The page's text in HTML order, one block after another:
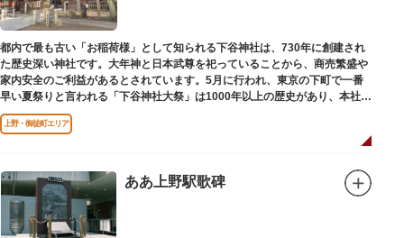
都内で最も古い「お稲荷様」として知られる下谷神社は、730年に創建され
た歴史深い神社です。大年神と日本武尊を祀っていることから、商売繁盛や
家内安全のご利益があるとされています。5月に行われ、東京の下町で一番
早い夏祭りと言われる「下谷神社大祭」は1000年以上の歴史があり、本社神
輿の渡御を行う「本祭り」と、町会神輿の渡御だけの「陰祭り」が隔年に行
われています。
本殿には、日本を代表する画家 横山大観による「龍」の天井絵が掲げられて
「句碑」や、初代・三笑亭可楽の寄席が境内で初めて開かれたという「寄席
発祥之地」の石碑などの見どころも。
オリジナルの朱印帳の販売や、月や日によって限定の御朱印頒布も行ってい
ます。
上野・御徒町エリア
ああ上野駅歌碑